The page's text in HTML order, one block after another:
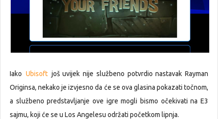
Iako Ubisoft još uvijek nije službeno potvrdio nastavak Rayman
Originsa, nekako je izvjesno da će se ova glasina pokazati točnom,
a službeno predstavljanje ove igre mogli bismo očekivati na E3
sajmu, koji će se u Los Angelesu održati početkom lipnja.